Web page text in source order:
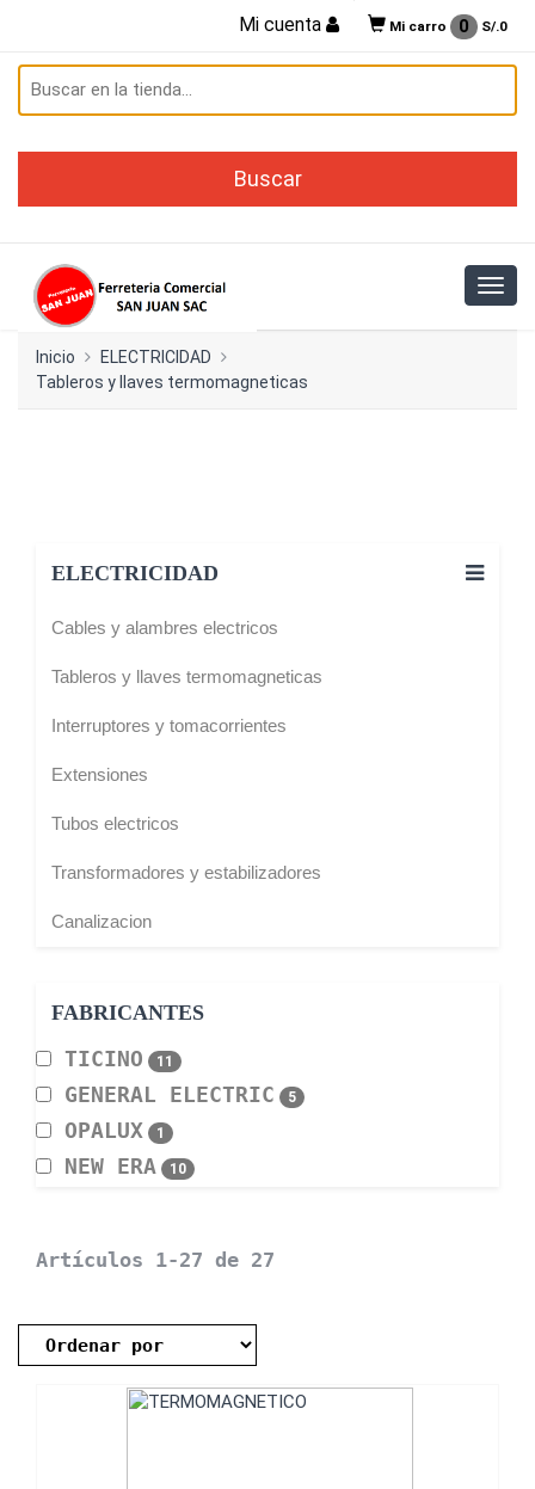
Mi cuenta Mi carro 0 S/.0
Inicio
ELECTRICIDAD
Tableros y llaves termomagneticas
ELECTRICIDAD
Cables y alambres electricos
Tableros y llaves termomagneticas
Interruptores y tomacorrientes
Extensiones
Tubos electricos
Transformadores y estabilizadores
Canalizacion
FABRICANTES
TICINO 11
GENERAL ELECTRIC 5
OPALUX 1
NEW ERA 10
Artículos 1-27 de 27